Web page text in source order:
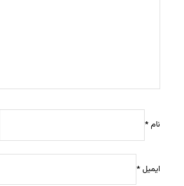
نام*
ایمیل*